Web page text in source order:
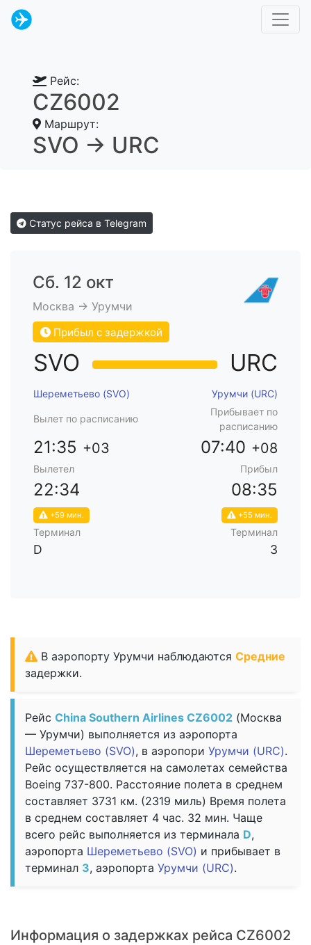
Рейс:
CZ6002
Маршрут:
SVO → URC
Статус рейса в Telegram
Сб. 12 окт
Москва → Урумчи
Прибыл с задержкой
SVO URC
Шереметьево (SVO) Урумчи (URC)
Вылет по расписанию
Прибывает по
расписанию
21:35 +03 07:40 +08
Вылетел Прибыл
22:34
+59 мин.
08:35
+55 мин.
Терминал Терминал
D 3
В аэропорту Урумчи наблюдаются Средние
задержки.
Рейс China Southern Airlines CZ6002 (Москва
— Урумчи) выполняется из аэропорта
Шереметьево (SVO), в аэропори Урумчи (URC).
Рейс осуществляется на самолетах семейства
Boeing 737-800. Расстояние полета в среднем
составляет 3731 км. (2319 миль) Время полета
в среднем составляет 4 час. 32 мин. Чаще
всего рейс выполняется из терминала D,
аэропорта Шереметьево (SVO) и прибывает в
терминал 3, аэропорта Урумчи (URC).
Информация о задержках рейса CZ6002